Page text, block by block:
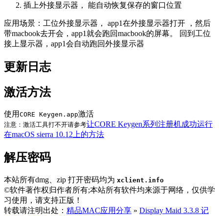
插上外接显示器， 能自动恢复保存的窗口位置
应用场景：工位外接显示器， app1在外接显示器打开 ，然后
带macbook去开会，app1就会跑回macbook的屏幕。 回到工位
接上显示器，app1会自动跑回外接显示器
更新日志
激活方法
使用 CORE Keygen.app激活
注意：激活工具打不开请参考让CORE Keygen系列注册机成功运行
在macOS sierra 10.12上的方法
解压密码
本站所有dmg、zip 打开密码均为 xclient.info
©软件著作权归作者所有;本站所有软件均来源于网络，仅供学
习使用，请支持正版！
转载请注明出处： 精品MAC应用分享 » Display Maid 3.3.8 记